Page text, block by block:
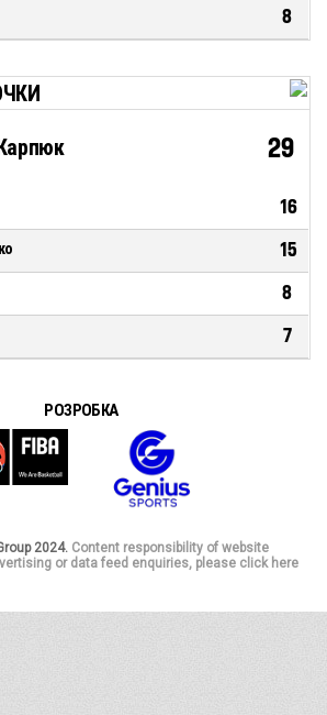
8
29
16
15
8
7
РОЗРОБКА
2024. Content responsibility of website
or data feed enquiries, please click here